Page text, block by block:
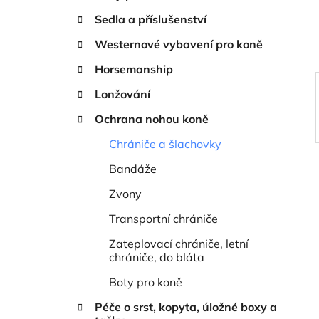
Sedla a příslušenství
Westernové vybavení pro koně
Horsemanship
Lonžování
Ochrana nohou koně
Chrániče a šlachovky
Bandáže
Zvony
Transportní chrániče
Zateplovací chrániče, letní
chrániče, do bláta
Boty pro koně
Péče o srst, kopyta, úložné boxy a